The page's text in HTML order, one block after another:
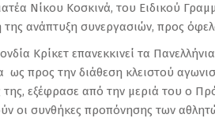
Νίκου Κοσκινά, του Ειδικού
της ανάπτυξη συνεργασιών, προς
Κρίκετ επανεκκινεί τα
ως προς την διάθεση κλειστού
της, εξέφρασε από την μεριά του ο
οι συνθήκες προπόνησης των